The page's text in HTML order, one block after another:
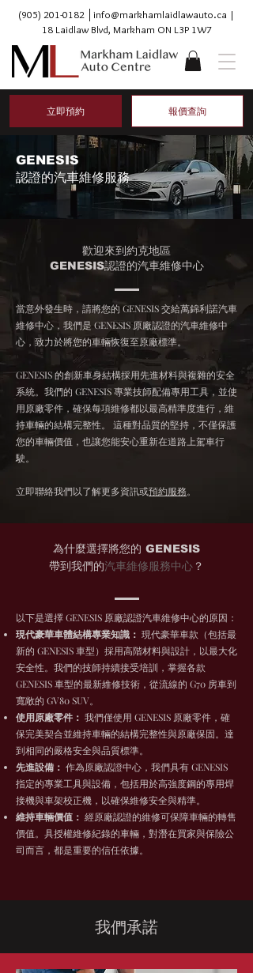
(905) 201-0182 info@markhamlaidlawauto.ca |
18 Laidlaw Blvd, Markham ON L3P 1W7
立即預約 報價查詢
GENESIS
認證的汽車維修服務
歡迎來到約克地區
GENESIS認證的汽車維修中心
當意外發生時，請將您的 GENESIS 交給萬錦利諾汽車
維修中心，我們是 GENESIS 原廠認證的汽車維修中
心，致力於將您的車輛恢復至原廠標準。
GENESIS 的創新車身結構採用先進材料與複雜的安全
系統。我們的 GENESIS 專業技師配備專用工具，並使
用原廠零件，確保每項維修都以最高精準度進行，維
持車輛的結構完整性。 這種對品質的堅持，不僅保護
您的車輛價值，也讓您能安心重新在道路上駕車行
駛。
立即聯絡我們以了解更多資訊或預約服務。
為什麼選擇將您的 GENESIS
帶到我們的汽車維修服務中心 ？
以下是選擇 GENESIS 原廠認證汽車維修中心的原因：
現代豪華車體結構專業知識： 現代豪華車款（包括最
新的 GENESIS 車型）採用高階材料與設計，以最大化
安全性。我們的技師持續接受培訓，掌握各款
GENESIS 車型的最新維修技術，從流線的 G70 房車到
寬敞的 GV80 SUV。
使用原廠零件： 我們僅使用 GENESIS 原廠零件，確
保完美契合並維持車輛的結構完整性與原廠保固。達
到相同的嚴格安全與品質標準。
先進設備： 作為原廠認證中心，我們具有 GENESIS
指定的專業工具與設備，包括用於高強度鋼的專用焊
接機與車架校正機，以確保維修安全與精準。
維持車輛價值： 經原廠認證的維修可保障車輛的轉售
價值。具授權維修紀錄的車輛，對潛在買家與保險公
司而言，都是重要的信任依據。
我們承諾